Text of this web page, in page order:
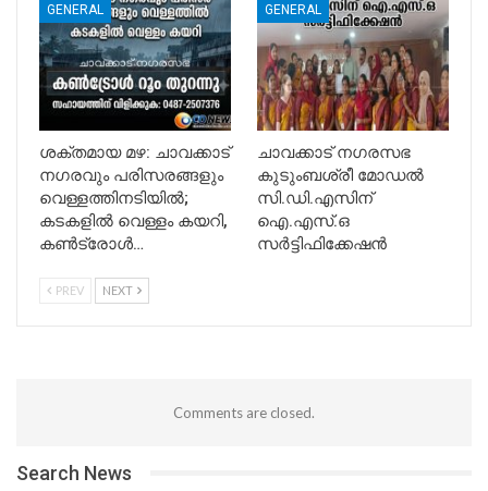
GENERAL
ശക്തമായ മഴ: ചാവക്കാട്
നഗരവും പരിസരങ്ങളും
വെള്ളത്തിനടിയിൽ;
കടകളിൽ വെള്ളം കയറി,
കൺട്രോൾ…
GENERAL
ചാവക്കാട് നഗരസഭ
കുടുംബശ്രീ മോഡൽ
സി.ഡി.എസിന്
ഐ.എസ്.ഒ
സർട്ടിഫിക്കേഷൻ
PREV NEXT
Comments are closed.
Search News